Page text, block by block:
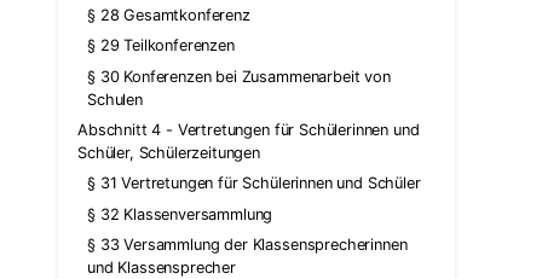
§ 28 Gesamtkonferenz
§ 29 Teilkonferenzen
§ 30 Konferenzen bei Zusammenarbeit von
Schulen
Abschnitt 4 - Vertretungen für Schülerinnen und
Schüler, Schülerzeitungen
§ 31 Vertretungen für Schülerinnen und Schüler
§ 32 Klassenversammlung
§ 33 Versammlung der Klassensprecherinnen
und Klassensprecher